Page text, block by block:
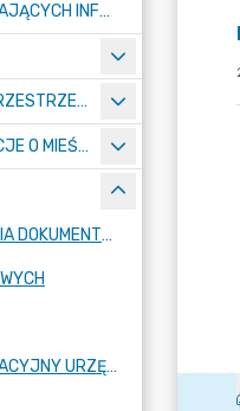
WYKAZ DANYCH ZAWIERAJĄCYCH INFORMACJE O ŚRODOWISKU I JEGO OCHRONIE
ZAGOSPODAROWANIE PRZESTRZENNE
PODSTAWOWE INFORMACJE O MIEŚCIE
SPOSOBY DORĘCZANIA DOKUMENTÓW DO URZĘDU MIASTA RADZIONKÓW
REGULAMIN ORGANIZACYJNY URZĘDU